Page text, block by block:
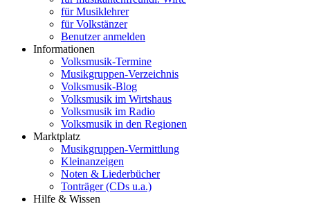
für Musiklehrer
für Volkstänzer
Benutzer anmelden
Informationen
Volksmusik-Termine
Musikgruppen-Verzeichnis
Volksmusik-Blog
Volksmusik im Wirtshaus
Volksmusik im Radio
Volksmusik in den Regionen
Marktplatz
Musikgruppen-Vermittlung
Kleinanzeigen
Noten & Liederbücher
Tonträger (CDs u.a.)
Hilfe & Wissen